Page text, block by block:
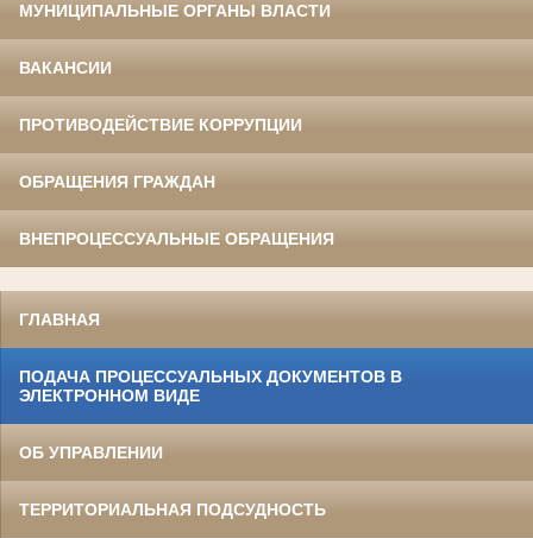
МУНИЦИПАЛЬНЫЕ ОРГАНЫ ВЛАСТИ
ВАКАНСИИ
ПРОТИВОДЕЙСТВИЕ КОРРУПЦИИ
ОБРАЩЕНИЯ ГРАЖДАН
ВНЕПРОЦЕССУАЛЬНЫЕ ОБРАЩЕНИЯ
ГЛАВНАЯ
ПОДАЧА ПРОЦЕССУАЛЬНЫХ ДОКУМЕНТОВ В
ЭЛЕКТРОННОМ ВИДЕ
ОБ УПРАВЛЕНИИ
ТЕРРИТОРИАЛЬНАЯ ПОДСУДНОСТЬ